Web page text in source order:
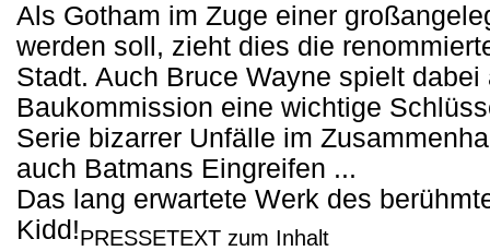
Als Gotham im Zuge einer
werden soll, zieht dies die
Stadt. Auch Bruce Wayne spielt
Baukommission eine wichtige
Serie bizarrer Unfälle im
auch Batmans Eingreifen ...
Das lang erwartete Werk des
Kidd!PRESSETEXT zum Inhalt